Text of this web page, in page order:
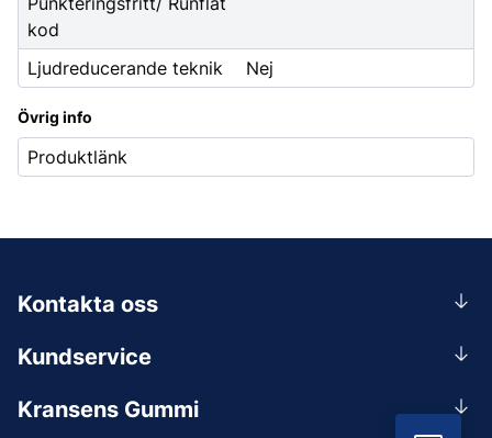
kod
Ljudreducerande teknik
Nej
Övrig info
Produktlänk
Kundservice
Kransens Gummi
Kontakta oss
0156-409 00
Mån-Tors 07.30-16:30, Fre 07.30-15.00.
Lunchstängt 12:00-12:30